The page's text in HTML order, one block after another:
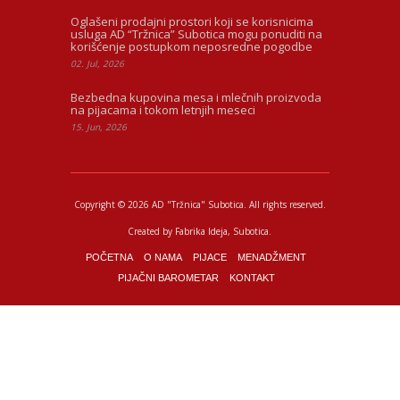
Oglašeni prodajni prostori koji se korisnicima
usluga AD “Tržnica” Subotica mogu ponuditi na
korišćenje postupkom neposredne pogodbe
02. Jul, 2026
Bezbedna kupovina mesa i mlečnih proizvoda
na pijacama i tokom letnjih meseci
15. Jun, 2026
Copyright © 2026 AD "Tržnica" Subotica. All rights reserved.
Created by Fabrika Ideja, Subotica.
POČETNA O NAMA PIJACE
MENADŽMENT
PIJAČNI BAROMETAR
KONTAKT